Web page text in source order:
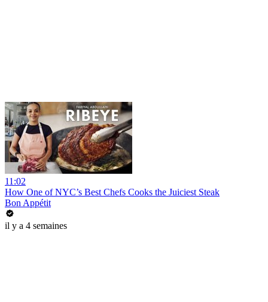
11:02
How One of NYC’s Best Chefs Cooks the Juiciest Steak
Bon Appétit
il y a 4 semaines